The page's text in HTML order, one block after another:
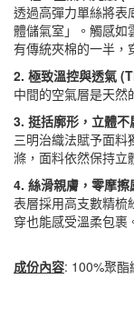
透過高彈力單絲將表
體儲氣室」。觸感如
有傳統夾棉的一半，
2. 極致溫控與透氣
中間的空氣層是天然
3. 挺括廓形，立體
三明治織法賦予面料
滌，面料依然保持立
4. 絲滑親膚，零摩
表層採用高支數精梳
穿也能感受溫柔包裹
成份內容: 100%聚